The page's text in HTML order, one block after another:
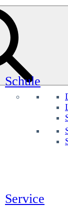
Schule
Service
St. Josef